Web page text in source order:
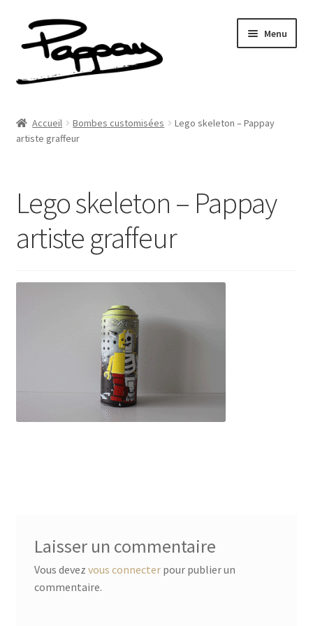
Aller
navigation
Aller
au
contenu
Menu
Réalisations
Contact
Newsletter
Shop
Accueil Bombes customisées
Lego skeleton – Pappay
artiste graffeur
Lego skeleton – Pappay
artiste graffeur
Laisser un commentaire
Vous devez vous connecterpour publier un
commentaire.